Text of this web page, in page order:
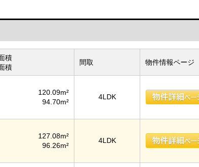
積
積
間取 物件情報ページ
120.09m²
94.70m²
4LDK
127.08m²
96.26m²
4LDK